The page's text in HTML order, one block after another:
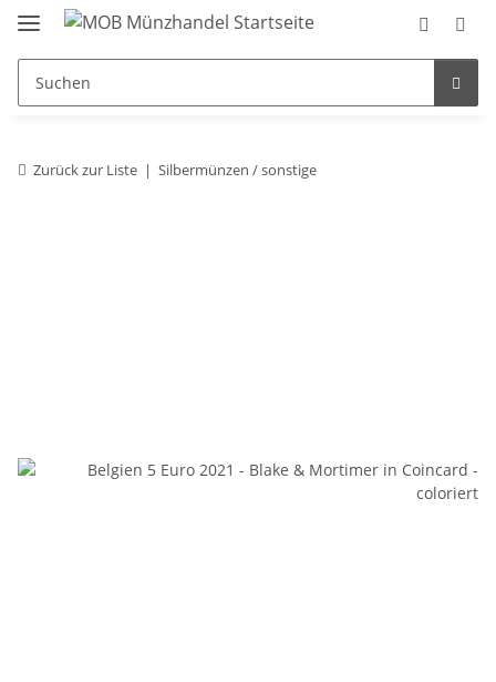
Zurück zur Liste Silbermünzen / sonstige